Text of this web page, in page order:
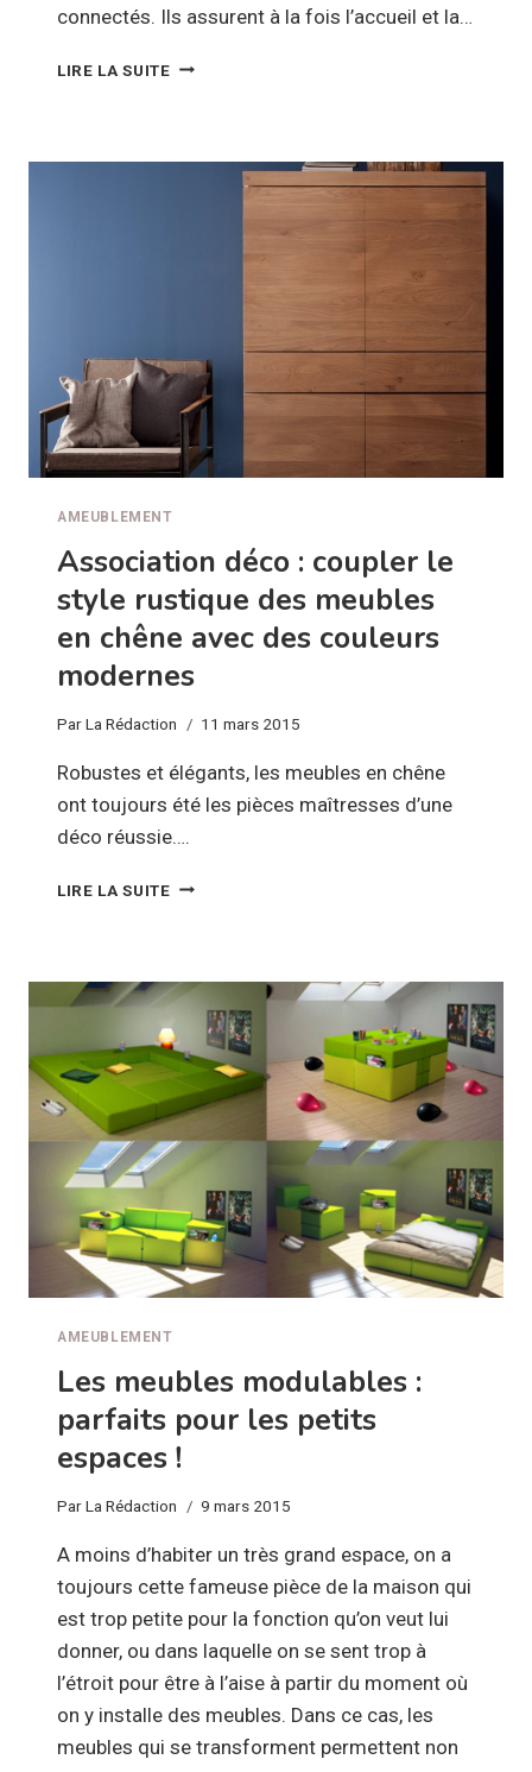
connectés. Ils assurent à la fois l’accueil et la…
LIRE LA SUITELES
TENDANCE
AMEUBLEMENT
Association déco : coupler le
style rustique des meubles
en chêne avec des couleurs
modernes
ParLa Rédaction 11 mars 2015
Robustes et élégants, les meubles en chêne
ont toujours été les pièces maîtresses d’une
déco réussie….
LIRE LA SUITEASSOCIATION
LE
STYLE
RUSTIQUE
DES
MEUBLES
EN
AVEC
COULEURS
MODERNES
AMEUBLEMENT
Les meubles modulables :
parfaits pour les petits
espaces !
ParLa Rédaction 9 mars 2015
A moins d’habiter un très grand espace, on a
toujours cette fameuse pièce de la maison qui
est trop petite pour la fonction qu’on veut lui
donner, ou dans laquelle on se sent trop à
l’étroit pour être à l’aise à partir du moment où
on y installe des meubles. Dans ce cas, les
meubles qui se transforment permettent non